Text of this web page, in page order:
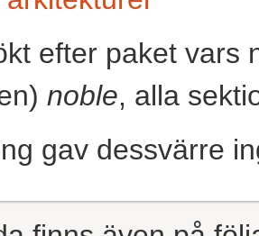
efter paket vars
noble, alla
gav dessvärre